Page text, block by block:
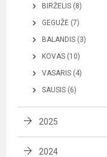
BIRŽELIS (8)
GEGUŽĖ (7)
BALANDIS (3)
KOVAS (10)
VASARIS (4)
SAUSIS (6)
2025
2024